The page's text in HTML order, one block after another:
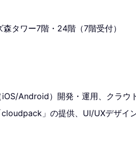
タワー7階・24階（7階受付）
Android）開発・運用、クラウ
」の提供、UI/UXデザイ